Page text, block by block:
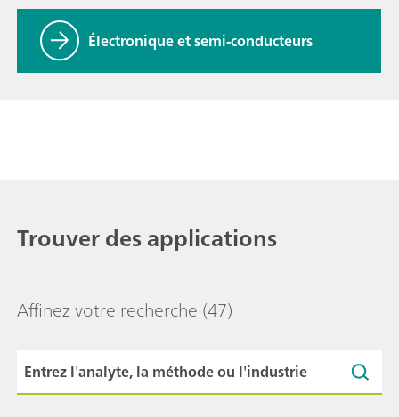
Électronique et semi-conducteurs
Trouver des applications
Affinez votre recherche (47)